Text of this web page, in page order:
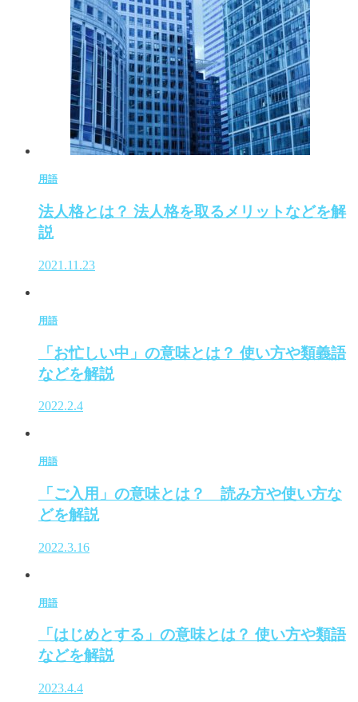
用語
法人格とは？ 法人格を取るメリットなどを解
説
2021.11.23
用語
「お忙しい中」の意味とは？ 使い方や類義語
などを解説
2022.2.4
用語
「ご入用」の意味とは？ 読み方や使い方な
どを解説
2022.3.16
用語
「はじめとする」の意味とは？ 使い方や類語
などを解説
2023.4.4